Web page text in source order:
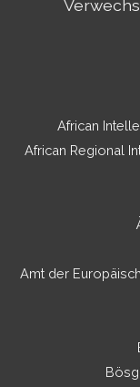
African
African Regional
Amt der